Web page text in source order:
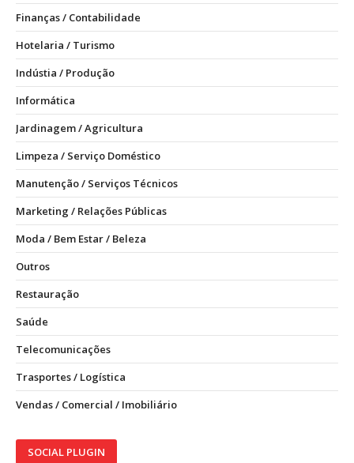
Finanças / Contabilidade
Hotelaria / Turismo
Indústia / Produção
Informática
Jardinagem / Agricultura
Limpeza / Serviço Doméstico
Manutenção / Serviços Técnicos
Marketing / Relações Públicas
Moda / Bem Estar / Beleza
Outros
Restauração
Saúde
Telecomunicações
Trasportes / Logística
Vendas / Comercial / Imobiliário
SOCIAL PLUGIN